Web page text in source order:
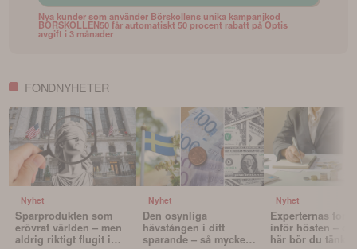
Nya kunder som använder Börskollens unika kampanjkod
BORSKOLLEN50 får automatiskt 50 procent rabatt på Optis
avgift i 3 månader
FONDNYHETER
Nyhet
Sparprodukten som
erövrat världen – men
aldrig riktigt flugit i
Nyhet
Den osynliga
hävstången i ditt
sparande – så mycket
Nyhet
Experternas
inför hösten –
här bör du tänka